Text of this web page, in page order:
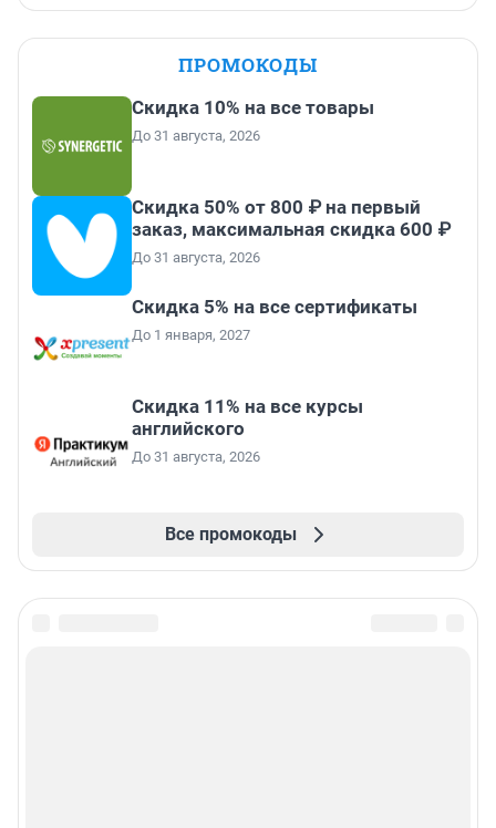
ПРОМОКОДЫ
Скидка 10% на все товары
До 31 августа, 2026
Скидка 50% от 800 ₽ на первый
заказ, максимальная скидка 600 ₽
До 31 августа, 2026
Скидка 5% на все сертификаты
До 1 января, 2027
Скидка 11% на все курсы
английского
До 31 августа, 2026
Все промокоды